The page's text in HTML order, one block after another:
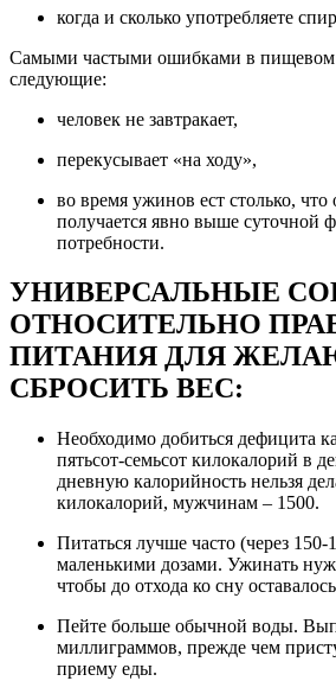
когда и сколько употребляете
Самыми частыми ошибками в пищевом
следующие:
человек не завтракает,
перекусывает «на ходу»,
во время ужинов ест столько,
получается явно выше суточной
потребности.
УНИВЕРСАЛЬНЫЕ
ОТНОСИТЕЛЬНО
ПИТАНИЯ ДЛЯ
СБРОСИТЬ ВЕС:
Необходимо добиться дефицита
пятьсот-семьсот килокалорий в
дневную калорийность нельзя
килокалорий, мужчинам – 1500.
Питаться лучше часто (через
маленькими дозами. Ужинать
чтобы до отхода ко сну
Пейте больше обычной воды.
миллиграммов, прежде чем
приему еды.